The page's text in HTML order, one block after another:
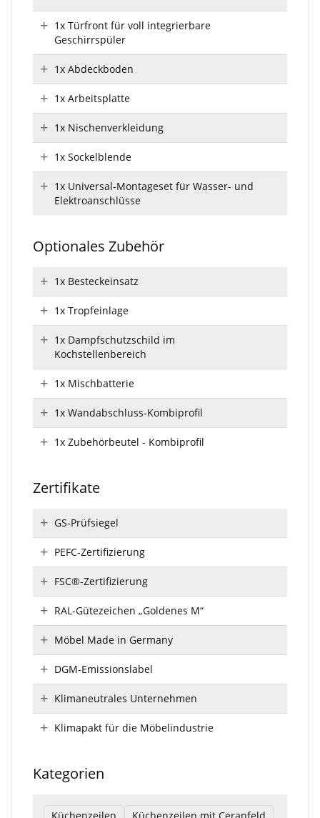
1x Türfront für voll integrierbare
Geschirrspüler
1x Abdeckboden
1x Arbeitsplatte
1x Nischenverkleidung
1x Sockelblende
1x Universal-Montageset für Wasser- und
Elektroanschlüsse
Optionales Zubehör
1x Besteckeinsatz
1x Tropfeinlage
1x Dampfschutzschild im
Kochstellenbereich
1x Mischbatterie
1x Wandabschluss-Kombiprofil
1x Zubehörbeutel - Kombiprofil
Zertifikate
GS-Prüfsiegel
PEFC-Zertifizierung
FSC®-Zertifizierung
RAL-Gütezeichen „Goldenes M“
Möbel Made in Germany
DGM-Emissionslabel
Klimaneutrales Unternehmen
Klimapakt für die Möbelindustrie
Kategorien